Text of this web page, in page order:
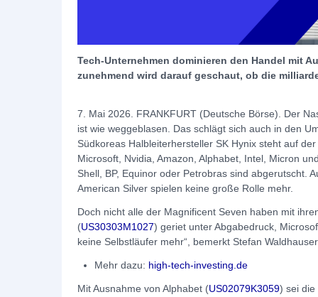
Tech-Unternehmen dominieren den Handel mit
zunehmend wird darauf geschaut, ob die
7. Mai 2026. FRANKFURT (Deutsche Börse). Der
ist wie weggeblasen. Das schlägt sich auch in den
Südkoreas Halbleiterhersteller SK Hynix steht auf
Microsoft, Nvidia, Amazon, Alphabet, Intel, Micron
Shell, BP, Equinor oder Petrobras sind abgerutscht.
American Silver spielen keine große Rolle mehr.
Doch nicht alle der Magnificent Seven haben mit
(US30303M1027) geriet unter Abgabedruck,
keine Selbstläufer mehr“, bemerkt Stefan
Mehr dazu: high-tech-investing.de
Mit Ausnahme von Alphabet (US02079K3059) sei die